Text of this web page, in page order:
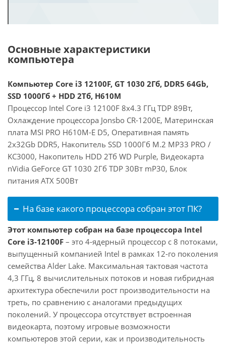
Основные характеристики
компьютера
Компьютер Core i3 12100F, GT 1030 2Гб, DDR5 64Gb,
SSD 1000Гб + HDD 2Тб, H610M
Процессор Intel Core i3 12100F 8x4.3 ГГц TDP 89Вт,
Охлаждение процессора Jonsbo CR-1200E, Материнская
плата MSI PRO H610M-E D5, Оперативная память
2x32Gb DDR5, Накопитель SSD 1000Гб M.2 MP33 PRO /
KC3000, Накопитель HDD 2Тб WD Purple, Видеокарта
nVidia GeForce GT 1030 2Гб TDP 30Вт mP30, Блок
питания ATX 500Вт
На базе какого процессора собран этот ПК?
Этот компьютер собран на базе процессора Intel
Core i3-12100F – это 4-ядерный процессор с 8 потоками,
выпущенный компанией Intel в рамках 12-го поколения
семейства Alder Lake. Максимальная тактовая частота
4,3 ГГц, 8 вычислительных потоков и новая гибридная
архитектура обеспечили рост производительности на
треть, по сравнению с аналогами предыдущих
поколений. У процессора отсутствует встроенная
видеокарта, поэтому игровые возможности
компьютеров этой серии, как и производительность